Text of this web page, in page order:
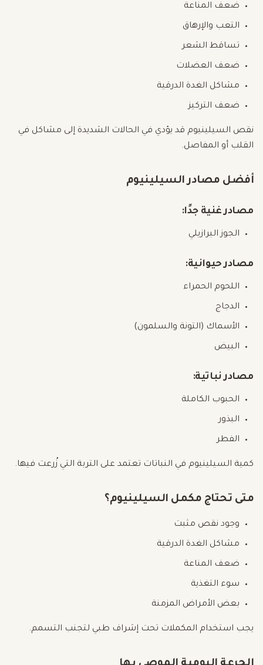
ضعف المناعة
التعب والإرهاق
تساقط الشعر
ضعف العضلات
مشاكل الغدة الدرقية
ضعف التركيز
نقص السيلينيوم قد يؤدي في الحالات الشديدة إلى مشاكل في
القلب أو المفاصل.
أفضل مصادر السيلينيوم
مصادر غنية جدًا:
الجوز البرازيلي
مصادر حيوانية:
اللحوم الحمراء
الدجاج
الأسماك (التونة والسلمون)
البيض
مصادر نباتية:
الحبوب الكاملة
البذور
الفطر
كمية السيلينيوم في النباتات تعتمد على التربة التي زُرعت فيها.
متى تحتاج مكمل السيلينيوم؟
وجود نقص مثبت
مشاكل الغدة الدرقية
ضعف المناعة
سوء التغذية
بعض الأمراض المزمنة
يجب استخدام المكملات تحت إشراف طبي لتجنب التسمم.